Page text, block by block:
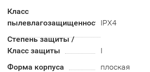
Класс
пылевлагозащищенностиIPX4
Степень защиты /
Класс защиты
I
Форма корпуса
плоская